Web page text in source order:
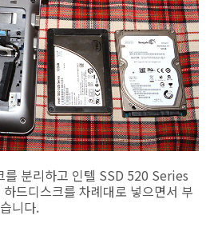
를 분리하고 인텔 SSD 520 Series
드디스크를 차례대로 넣으면서 부
니다.